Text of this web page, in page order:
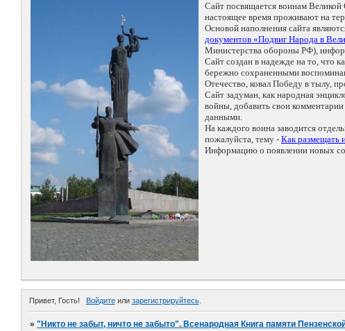
Сайт посвящается воинам
настоящее время проживают на
Основой наполнения сайта
документов «Подвиг Народа в
Министерства обороны РФ),
Сайт создан в надежде на то, что
бережно сохраненными
Отечество, ковал Победу в тылу,
Сайт задуман, как народная
войны, добавить свои
данными.
На каждого воина заводится
пожалуйста, тему - Как размещать
Информацию о появлении новых
Привет, Гость! Войдитеили зарегистрируйтесь.
»"Никто не забыт, ничто не забыто". Всенародная Книга памяти